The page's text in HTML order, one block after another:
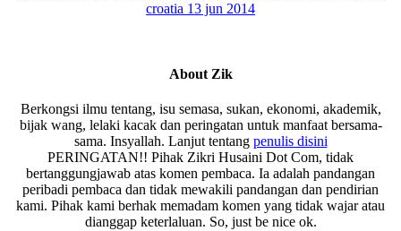
croatia 13 jun 2014
About Zik
Berkongsi ilmu tentang, isu semasa, sukan, ekonomi, akademik,
bijak wang, lelaki kacak dan peringatan untuk manfaat bersama-
sama. Insyallah. Lanjut tentang penulis disini
PERINGATAN!! Pihak Zikri Husaini Dot Com, tidak
bertanggungjawab atas komen pembaca. Ia adalah pandangan
peribadi pembaca dan tidak mewakili pandangan dan pendirian
kami. Pihak kami berhak memadam komen yang tidak wajar atau
dianggap keterlaluan. So, just be nice ok.